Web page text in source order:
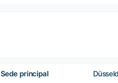
Sede principal